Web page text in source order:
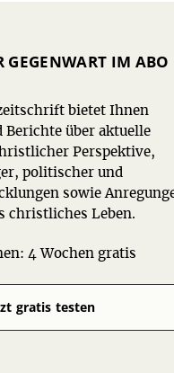
GEGENWART IM ABO
bietet Ihnen
Berichte über aktuelle
Perspektive,
politischer und
sowie
christliches Leben.
4 Wochen gratis
gratis testen